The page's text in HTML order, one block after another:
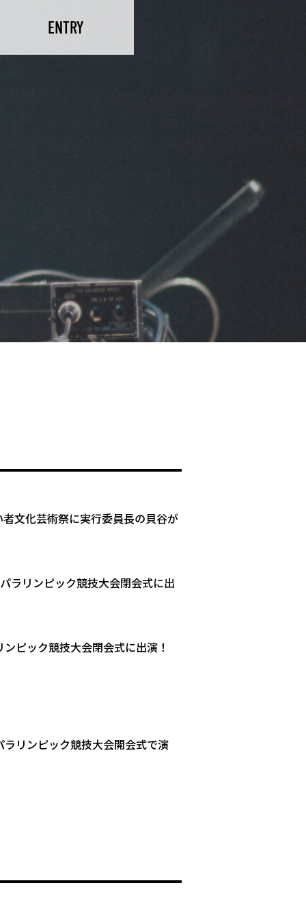
ENTRY
文化芸術祭に実行委員長の貝谷が
ラリンピック競技大会閉会式に出
ピック競技大会閉会式に出演！
リンピック競技大会開会式で演